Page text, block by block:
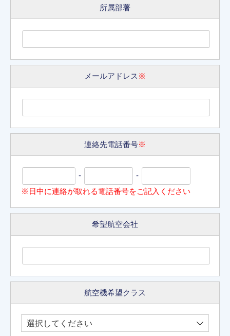
所属部署
メールアドレス ※
連絡先電話番号※
-
-
※日中に連絡が取れる電話番号をご記入ください
希望航空会社
航空機希望クラス